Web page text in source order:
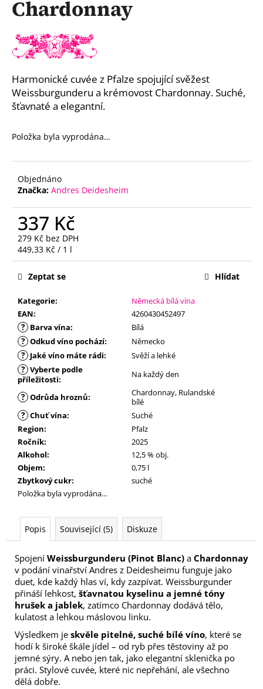
Chardonnay
Harmonické cuvée z Pfalze spojující svěžest
Weissburgunderu a krémovost Chardonnay. Suché,
šťavnaté a elegantní.
Položka byla vyprodána…
Objednáno
Značka: Andres Deidesheim
337 Kč
279 Kč bez DPH
Měrná
cena:
449,33 Kč / 1 l
Kategorie:
Německá bílá vína
EAN: 4260430452497
? Barva vína: Bílá
? Odkud víno pochází: Německo
? Jaké víno máte rádi: Svěží a lehké
? Vyberte podle
příležitosti: Na každý den
? Odrůda hroznů:
Chardonnay, Rulandské
bílé
? Chuť vína:
Suché
Region:
Pfalz
Ročník:
2025
Alkohol:
12,5 % obj.
Objem:
0,75 l
Zbytkový cukr:
suché
Položka byla vyprodána…
Zeptat se Hlídat
Popis Související (5) Diskuze
Spojení Weissburgunderu (Pinot Blanc) a Chardonnay
v podání vinařství Andres z Deidesheimu funguje jako
duet, kde každý hlas ví, kdy zazpívat. Weissburgunder
přináší lehkost, šťavnatou kyselinu a jemné tóny
hrušek a jablek, zatímco Chardonnay dodává tělo,
kulatost a lehkou máslovou linku.
Výsledkem je skvěle pitelné, suché bílé víno, které se
hodí k široké škále jídel – od ryb přes těstoviny až po
jemné sýry. A nebo jen tak, jako elegantní sklenička po
práci. Stylové cuvée, které nic nepřehání, ale všechno
dělá dobře.
a
j
í
t
?
HLEDAT
D
p
o
u
č
u
m
e